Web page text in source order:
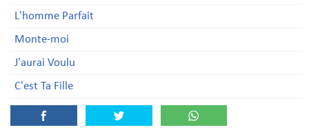
L'homme Parfait
Monte-moi
J'aurai Voulu
C'est Ta Fille